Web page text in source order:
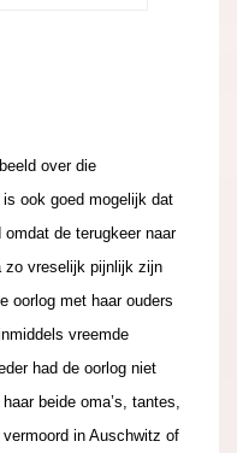
over die
ook goed mogelijk dat
de terugkeer naar
zo vreselijk pijnlijk zijn
oorlog met haar ouders
vreemde
had de oorlog niet
beide oma’s, tantes,
in Auschwitz of